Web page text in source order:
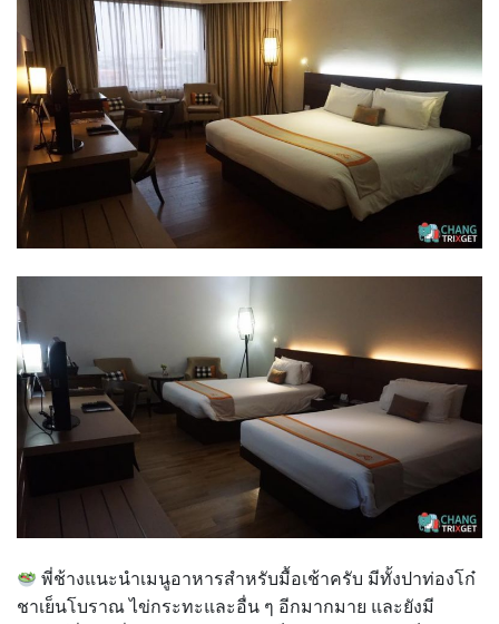
พี่ช้างแนะนำเมนูอาหารสำหรับมื้อเช้าครับ มีทั้งปาท่องโก๋
ชาเย็นโบราณ ไข่กระทะและอื่น ๆ อีกมากมาย และยังมี